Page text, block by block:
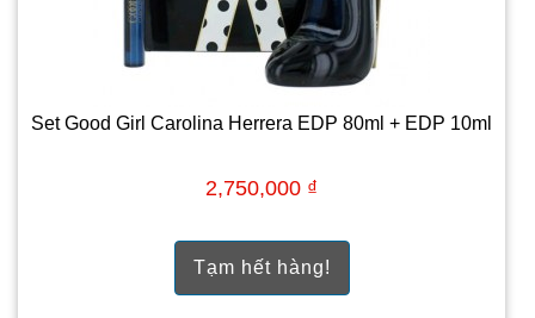
Set Good Girl Carolina Herrera EDP 80ml + EDP 10ml
2,750,000 ₫
Tạm hết hàng!